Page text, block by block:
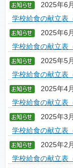
2025年6
学校給食の献立表
2025年6
学校給食の献立表
2025年5
学校給食の献立表
2025年4
学校給食の献立表
2025年3
学校給食の献立表
2025年2
学校給食の献立表